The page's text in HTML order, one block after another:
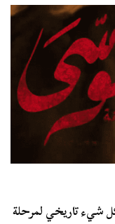
شيء تاريخي لمرحلة